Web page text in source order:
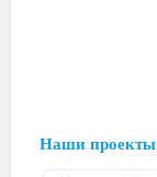
Наши проекты